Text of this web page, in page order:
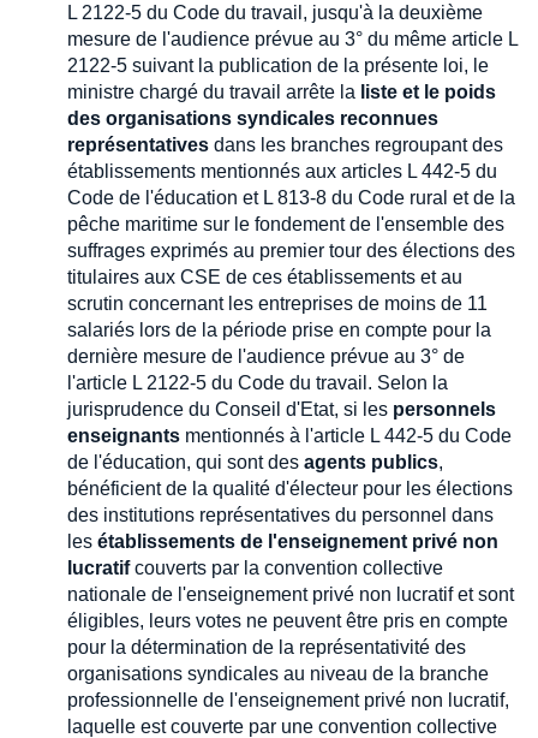
L 2122-5 du Code du travail, jusqu'à la deuxième
mesure de l'audience prévue au 3° du même article L
2122-5 suivant la publication de la présente loi, le
ministre chargé du travail arrête la liste et le poids
des organisations syndicales reconnues
représentatives dans les branches regroupant des
établissements mentionnés aux articles L 442-5 du
Code de l'éducation et L 813-8 du Code rural et de la
pêche maritime sur le fondement de l'ensemble des
suffrages exprimés au premier tour des élections des
titulaires aux CSE de ces établissements et au
scrutin concernant les entreprises de moins de 11
salariés lors de la période prise en compte pour la
dernière mesure de l'audience prévue au 3° de
l'article L 2122-5 du Code du travail. Selon la
jurisprudence du Conseil d'Etat, si les personnels
enseignants mentionnés à l'article L 442-5 du Code
de l'éducation, qui sont des agents publics,
bénéficient de la qualité d'électeur pour les élections
des institutions représentatives du personnel dans
les établissements de l'enseignement privé non
lucratifcouverts par la convention collective
nationale de l'enseignement privé non lucratif et sont
éligibles, leurs votes ne peuvent être pris en compte
pour la détermination de la représentativité des
organisations syndicales au niveau de la branche
professionnelle de l'enseignement privé non lucratif,
laquelle est couverte par une convention collective